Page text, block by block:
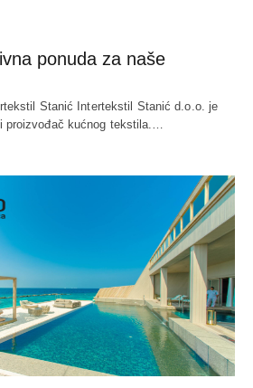
ponuda za naše
Stanić Intertekstil Stanić d.o.o. je
kućnog tekstila.…